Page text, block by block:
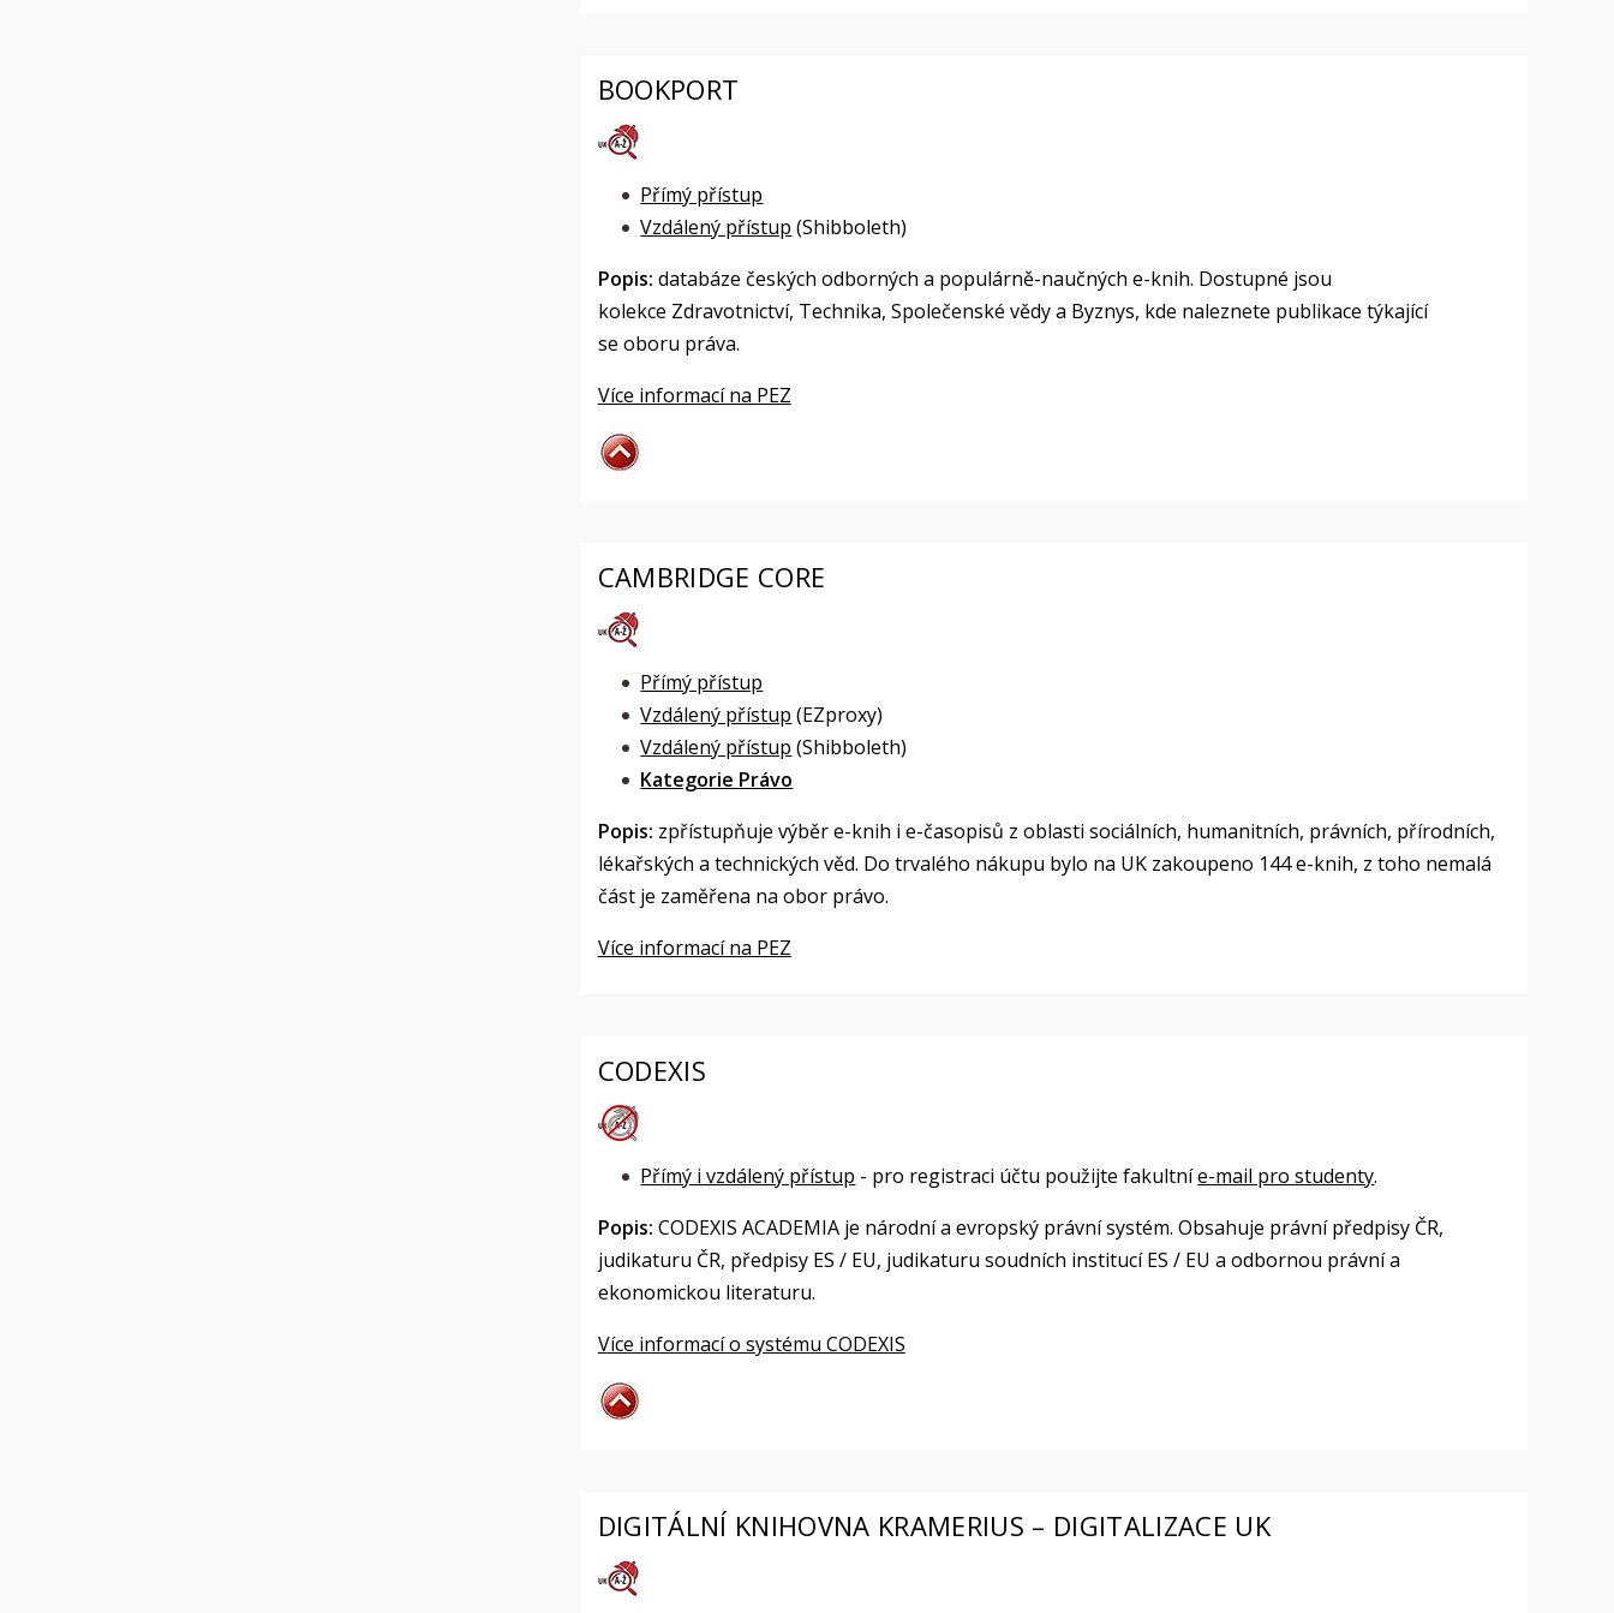
BOOKPORT
Přímý přístup
Vzdálený přístup (Shibboleth)
Popis: databáze českých odborných a populárně-naučných e-knih. Dostupné jsou
kolekce Zdravotnictví, Technika, Společenské vědy a Byznys, kde naleznete publikace týkající
se oboru práva.
Více informací na PEZ
CAMBRIDGE CORE
Přímý přístup
Vzdálený přístup (EZproxy)
Vzdálený přístup (Shibboleth)
Kategorie Právo
Popis: zpřístupňuje výběr e-knih i e-časopisů z oblasti sociálních, humanitních, právních, přírodních,
lékařských a technických věd. Do trvalého nákupu bylo na UK zakoupeno 144 e-knih, z toho nemalá
část je zaměřena na obor právo.
Více informací na PEZ
CODEXIS
Přímý i vzdálený přístup - pro registraci účtu použijte fakultníe-mail pro studenty.
Popis: CODEXIS ACADEMIA je národní a evropský právní systém. Obsahuje právní předpisy ČR,
judikaturu ČR, předpisy ES / EU, judikaturu soudních institucí ES / EU a odbornou právní a
ekonomickou literaturu.
Více informací o systému CODEXIS
DIGITÁLNÍ KNIHOVNA KRAMERIUS – DIGITALIZACE UK